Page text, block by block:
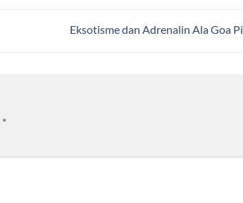
Eksotisme dan Adrenalin Ala Goa
*